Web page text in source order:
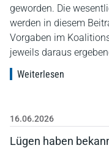
geworden. Die
werden in diesem
Vorgaben im
jeweils daraus
Weiterlesen
16.06.2026
Lügen haben